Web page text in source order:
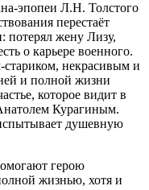
эпопеи Л.Н. Толстого
перестаёт
потерял жену Лизу,
о карьере военного.
стариком, некрасивым и
и полной жизни
которое видит в
Курагиным.
душевную
герою
жизнью, хотя и